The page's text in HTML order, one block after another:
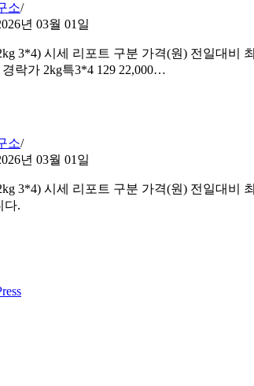
소
년 03월 01일
3*4) 시세 리포트 구분 가격(원) 전일대
락가 2kg특3*4 129 22,000…
소
년 03월 01일
3*4) 시세 리포트 구분 가격(원) 전일대
다.